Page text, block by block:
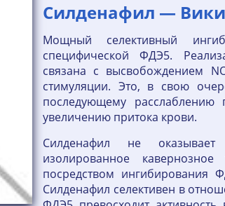
Силденафил —
Мощный селективный
специфической ФДЭ5.
связана с высвобождением
стимуляции. Это, в свою
последующему расслаблению
увеличению притока крови.
Силденафил не
изолированное
посредством ингибирования
Силденафил селективен в